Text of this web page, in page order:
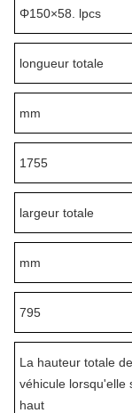
Φ150×58. lpcs
longueur totale
mm
1755
largeur totale
mm
795
La hauteur totale
véhicule lorsqu'elle
haut